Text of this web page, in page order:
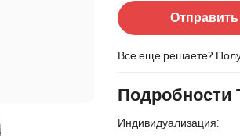
Все еще решаете?
Подробности
Индивидуализация: